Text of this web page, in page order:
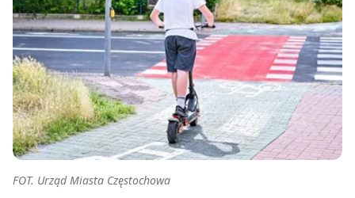
FOT. Urząd Miasta Częstochowa